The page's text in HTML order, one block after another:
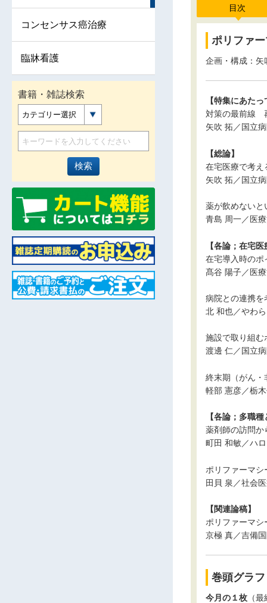
目次
ポリファ
企画・構成：
【特集にあたっ
対策の最前線
矢吹 拓／国立
【総論】
在宅医療で考え
矢吹 拓／国立
薬が飲めないと
青島 周一／医
【各論；在宅
在宅導入時のポ
髙谷 陽子／医
病院との連携を
北 和也／やわ
施設で取り組む
渡邊 仁／国立
終末期（がん・
軽部 憲彦／栃
【各論；多職
薬剤師の訪問か
町田 和敏／ハ
ポリファーマ
田貝 泉／社会
【関連論稿】
ポリファーマ
京極 真／吉備
巻頭グラフ
今月の１枚 （
コンセンサス癌治療
臨牀看護
書籍・雑誌検索
カテゴリー選択